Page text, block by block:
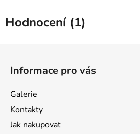
Hodnocení (1)
Informace pro vás
Galerie
Kontakty
Jak nakupovat